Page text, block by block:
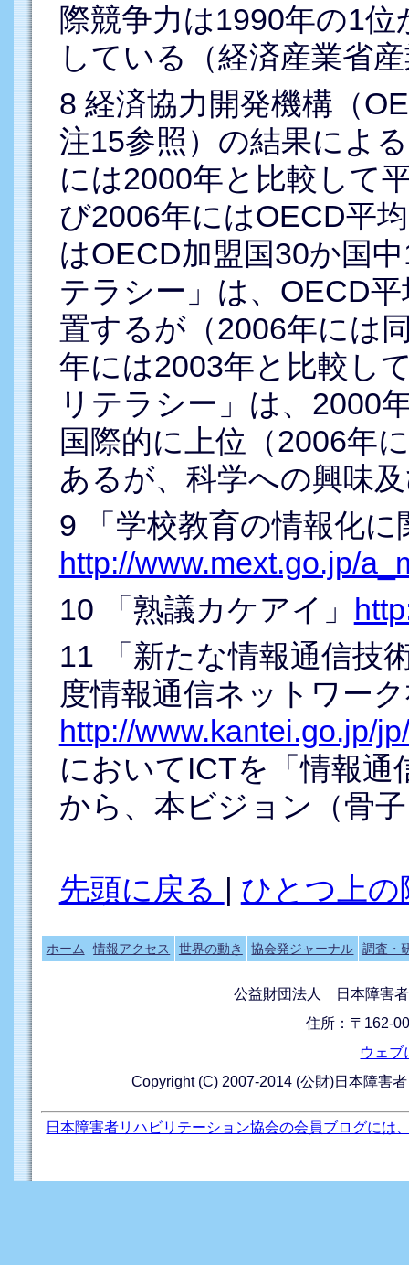
際競争力は1990年の1
している（経済産業省
8 経済協力開発機構（
注15参照）の結果によ
には2000年と比較して
び2006年にはOECD平
はOECD加盟国30か国
テラシー」は、OECD
置するが（2006年には
年には2003年と比較し
リテラシー」は、2000
国際的に上位（2006年
あるが、科学への興味
9 「学校教育の情報化
http://www.mext.go.jp/
10 「熟議カケアイ」
11 「新たな情報通信技
度情報通信ネットワー
http://www.kantei.go.jp/
においてICTを「情報
から、本ビジョン（骨
先頭に戻る | ひとつ上の
ホーム 情報アクセス 世界の動き 協会発ジャーナル 調査・
公益財団法人 日本障害
住所：〒162-
ウェブ
Copyright (C) 2007-2014 (公財)日本障害
日本障害者リハビリテーション協会の会員ブログには